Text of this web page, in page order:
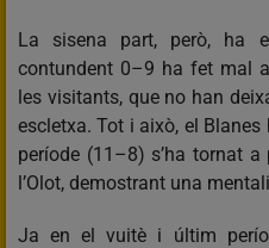
La sisena part, però, ha
contundent 0–9 ha fet mal
les visitants, que no han
escletxa. Tot i això, el
període (11–8) s’ha tornat
l’Olot, demostrant una
Ja en el vuitè i últim